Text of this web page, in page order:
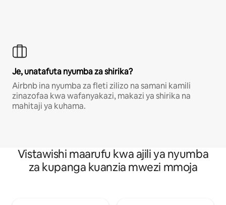
Je, unatafuta nyumba za shirika?
Airbnb ina nyumba za fleti zilizo na samani kamili
zinazofaa kwa wafanyakazi, makazi ya shirika na
mahitaji ya kuhama.
Vistawishi maarufu kwa ajili ya nyumba
za kupanga kuanzia mwezi mmoja